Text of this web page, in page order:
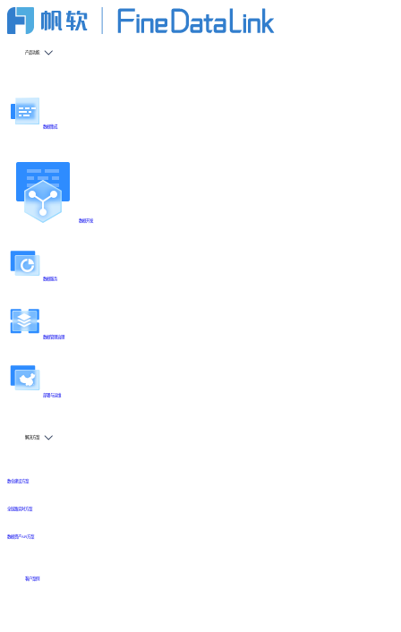
产品功能
数据集成
数据开发
数据服务
数据管理治理
部署与运维
解决方案
数仓建设方案
全链路实时方案
数据资产API方案
客户案例